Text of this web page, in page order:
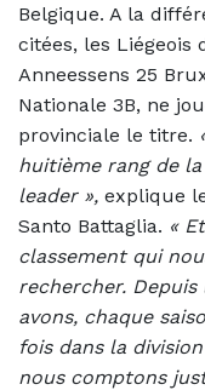
Belgique. A la
citées, les Liégeois
Anneessens 25
Nationale 3B, ne
provinciale le titre.
huitième rang de
leader », explique
Santo Battaglia. «
classement qui
rechercher.
avons, chaque
fois dans la
nous comptons